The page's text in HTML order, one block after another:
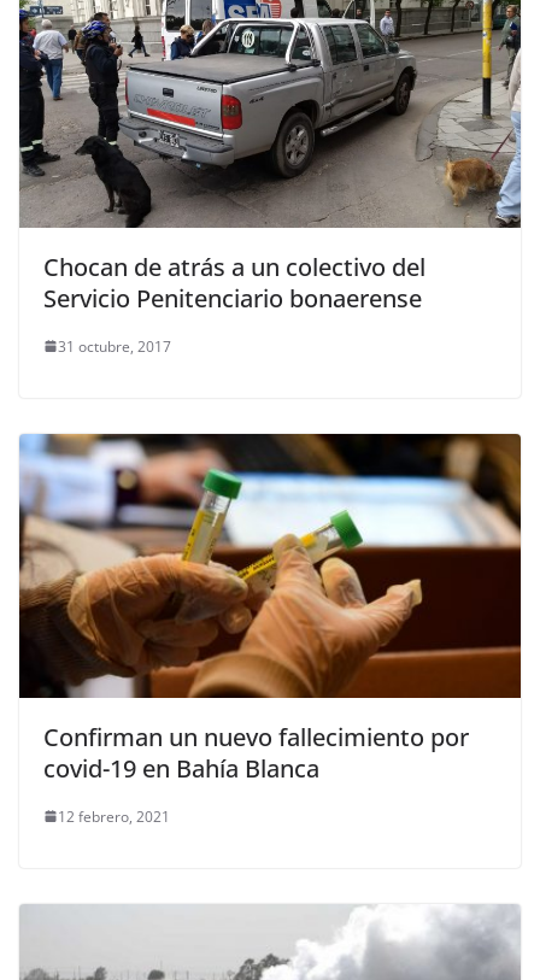
Chocan de atrás a un colectivo del
Servicio Penitenciario bonaerense
31 octubre, 2017
Confirman un nuevo fallecimiento por
covid-19 en Bahía Blanca
12 febrero, 2021